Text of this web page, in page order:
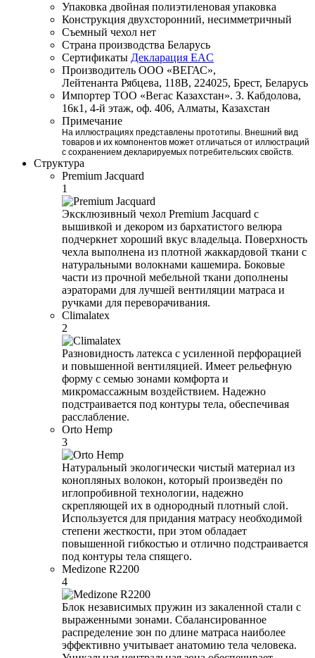
Упаковка двойная полиэтиленовая упаковка
Конструкция двухсторонний, несимметричный
Съемный чехол нет
Страна производства Беларусь
Сертификаты Декларация EAC
Производитель ООО «ВЕГАС»,
Лейтенанта Рябцева, 118В, 224025, Брест, Беларусь
Импортер ТОО «Вегас Казахстан». З. Кабдолова,
16к1, 4-й этаж, оф. 406, Алматы, Казахстан
Примечание
На иллюстрациях представлены прототипы. Внешний вид
товаров и их компонентов может отличаться от иллюстраций
с сохранением декларируемых потребительских свойств.
Структура
Premium Jacquard
1
Эксклюзивный чехол Premium Jacquard с
вышивкой и декором из бархатистого велюра
подчеркнет хороший вкус владельца. Поверхность
чехла выполнена из плотной жаккардовой ткани с
натуральными волокнами кашемира. Боковые
части из прочной мебельной ткани дополнены
аэраторами для лучшей вентиляции матраса и
ручками для переворачивания.
Climalatex
2
Разновидность латекса с усиленной перфорацией
и повышенной вентиляцией. Имеет рельефную
форму с семью зонами комфорта и
микромассажным воздействием. Надежно
подстраивается под контуры тела, обеспечивая
расслабление.
Orto Hemp
3
Натуральный экологически чистый материал из
конопляных волокон, который произведён по
иглопробивной технологии, надежно
скрепляющей их в однородный плотный слой.
Используется для придания матрасу необходимой
степени жесткости, при этом обладает
повышенной гибкостью и отлично подстраивается
под контуры тела спящего.
Medizone R2200
4
Блок независимых пружин из закаленной стали с
выраженными зонами. Сбалансированное
распределение зон по длине матраса наиболее
эффективно учитывает анатомию тела человека.